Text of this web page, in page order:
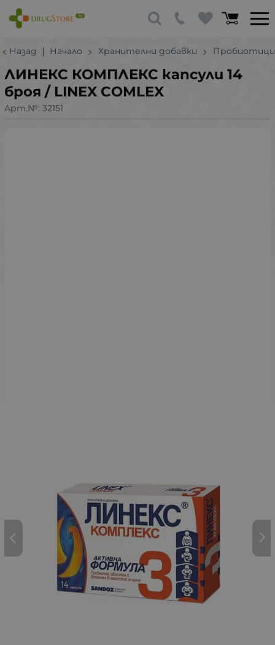
Назад Начало Хранителни добавки
ЛИНЕКС КОМПЛЕКС капсули 14
броя / LINEX COMLEX
Арт.№: 32151